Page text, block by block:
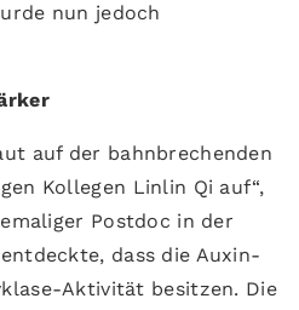
nun jedoch
auf der bahnbrechenden
Kollegen Linlin Qi auf“,
Postdoc in der
dass die Auxin-
Aktivität besitzen. Die